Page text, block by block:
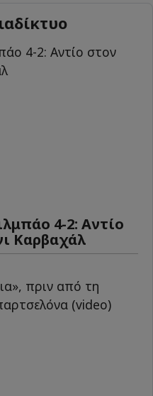
4-2: Αντίο
Καρβαχάλ